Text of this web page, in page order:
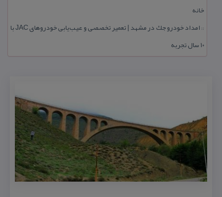
خانه
::
امداد خودرو جك در مشهد | تعمیر تخصصی و عیب‌یابی خودروهای JAC با
۱۰ سال تجربه